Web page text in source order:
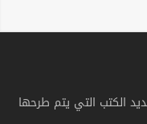
الكتب التي يتم طرحها